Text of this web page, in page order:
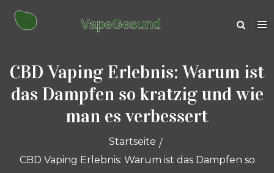
CBD Vaping Erlebnis: Warum ist
das Dampfen so kratzig und wie
man es verbessert
Startseite
CBD Vaping Erlebnis: Warum ist das Dampfen so